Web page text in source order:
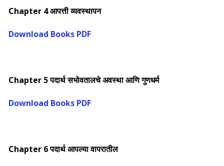
Chapter 4 आपत्ती व्यवस्थापन
Download Books PDF
Chapter 5 पदार्थ सभोवतालचे अवस्था आणि गुणधर्म
Download Books PDF
Chapter 6 पदार्थ आपल्या वापरातील